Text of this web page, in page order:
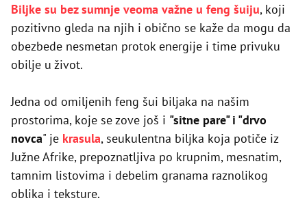
Biljke su bez sumnje veoma važne u feng šuiju, koji
pozitivno gleda na njih i obično se kaže da mogu da
obezbede nesmetan protok energije i time privuku
obilje u život.
Jedna od omiljenih feng šui biljaka na našim
prostorima, koje se zove još i "sitne pare" i "drvo
novca" je krasula, seukulentna biljka koja potiče iz
Južne Afrike, prepoznatljiva po krupnim, mesnatim,
tamnim listovima i debelim granama raznolikog
oblika i teksture.